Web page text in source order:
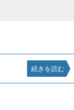
続きを読む